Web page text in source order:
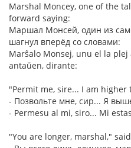
Marshal Moncey, one of the
forward saying:
Маршал Монсей, один из
шагнул вперёд со словами:
Marŝalo Monsej, unu el la
antaŭen, dirante:
"Permit me, sire... I am higher
- Позвольте мне, сир... Я
- Permesu al mi, siro... Mi
"You are longer, marshal,"